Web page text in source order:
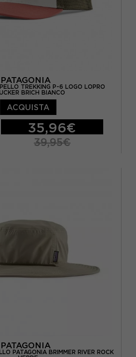
PATAGONIA
TREKKING P-6 LOGO LOPRO
BRICH BIANCO
ACQUISTA
35,96€
39,95€
PATAGONIA
PATAGONIA BRIMMER RIVER ROCK